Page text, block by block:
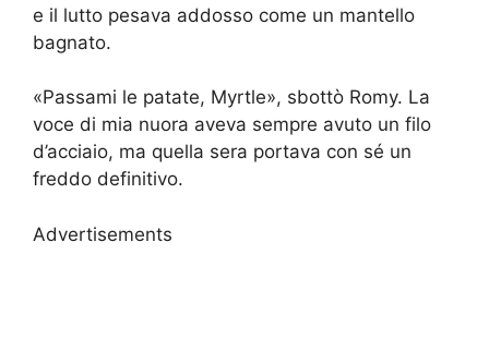
e il lutto pesava addosso come un mantello
bagnato.
«Passami le patate, Myrtle», sbottò Romy. La
voce di mia nuora aveva sempre avuto un filo
d’acciaio, ma quella sera portava con sé un
freddo definitivo.
Advertisements